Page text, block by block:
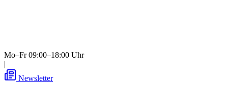
Mo–Fr 09:00–18:00 Uhr
|
Newsletter